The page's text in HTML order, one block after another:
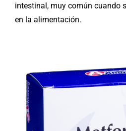
intestinal, muy común cuando
en la alimentación.